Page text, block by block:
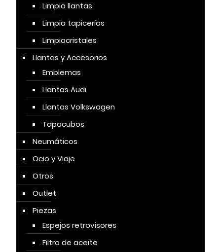
Limpia llantas
Limpia tapicerías
Limpiacristales
Llantas y Accesorios
Emblemas
Llantas Audi
Llantas Volkswagen
Tapacubos
Neumáticos
Ocio y Viaje
Otros
Outlet
Piezas
Espejos retrovisores
Filtro de aceite